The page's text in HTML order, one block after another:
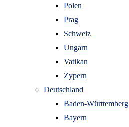
Polen
Prag
Schweiz
Ungarn
Vatikan
Zypern
Deutschland
Baden-Württemberg
Bayern